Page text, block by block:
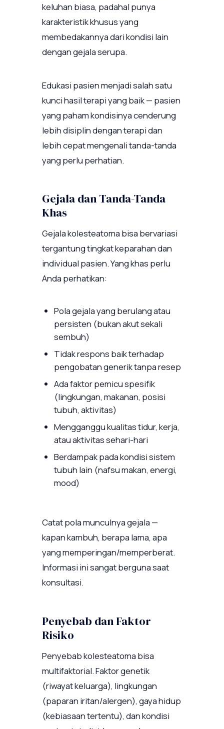
keluhan biasa, padahal punya
karakteristik khusus yang
membedakannya dari kondisi lain
dengan gejala serupa.
Edukasi pasien menjadi salah satu
kunci hasil terapi yang baik — pasien
yang paham kondisinya cenderung
lebih disiplin dengan terapi dan
lebih cepat mengenali tanda-tanda
yang perlu perhatian.
Gejala dan Tanda-Tanda
Khas
Gejala kolesteatoma bisa bervariasi
tergantung tingkat keparahan dan
individual pasien. Yang khas perlu
Anda perhatikan:
Pola gejala yang berulang atau
persisten (bukan akut sekali
sembuh)
Tidak respons baik terhadap
pengobatan generik tanpa resep
Ada faktor pemicu spesifik
(lingkungan, makanan, posisi
tubuh, aktivitas)
Mengganggu kualitas tidur, kerja,
atau aktivitas sehari-hari
Berdampak pada kondisi sistem
tubuh lain (nafsu makan, energi,
mood)
Catat pola munculnya gejala —
kapan kambuh, berapa lama, apa
yang memperingan/memperberat.
Informasi ini sangat berguna saat
konsultasi.
Penyebab dan Faktor
Risiko
Penyebab kolesteatoma bisa
multifaktorial. Faktor genetik
(riwayat keluarga), lingkungan
(paparan iritan/alergen), gaya hidup
(kebiasaan tertentu), dan kondisi